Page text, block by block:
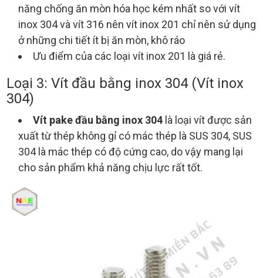
năng chống ăn mòn hóa học kém nhất so với vít
inox 304 và vít 316 nên vít inox 201 chỉ nên sử dụng
ở những chi tiết ít bị ăn mòn, khô ráo
Ưu điểm của các loại vít inox 201 là giá rẻ.
Loại 3: Vít đầu bằng inox 304 (Vít inox
304)
Vít pake đầu bằng inox 304 là loại vít được sản
xuất từ thép không gỉ có mác thép là SUS 304, SUS
304 là mác thép có độ cứng cao, do vậy mang lại
cho sản phẩm khả năng chịu lực rất tốt.